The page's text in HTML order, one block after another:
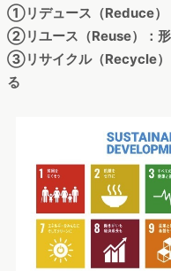
①リデュース（Reduce）
②リユース（Reuse）：形
③リサイクル（Recycle）
る